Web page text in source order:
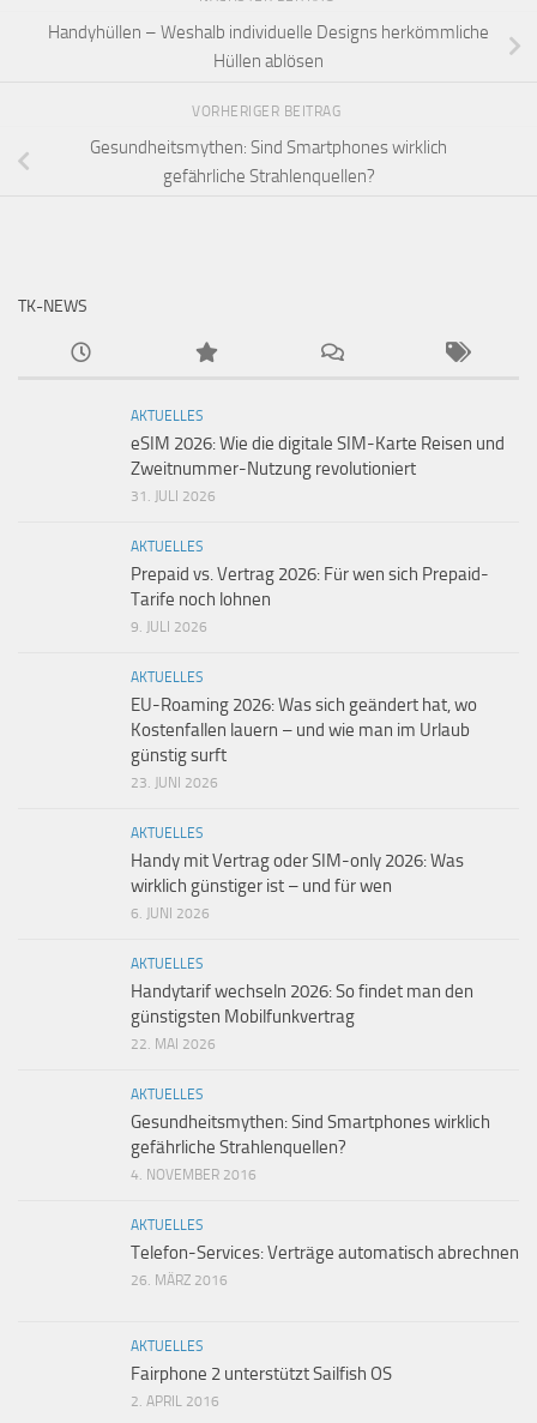
Handyhüllen – Weshalb individuelle Designs herkömmliche
Hüllen ablösen
VORHERIGER BEITRAG
Gesundheitsmythen: Sind Smartphones wirklich
gefährliche Strahlenquellen?
TK-NEWS
AKTUELLES
eSIM 2026: Wie die digitale SIM-Karte Reisen und
Zweitnummer-Nutzung revolutioniert
31. JULI 2026
AKTUELLES
Prepaid vs. Vertrag 2026: Für wen sich Prepaid-
Tarife noch lohnen
9. JULI 2026
AKTUELLES
EU-Roaming 2026: Was sich geändert hat, wo
Kostenfallen lauern – und wie man im Urlaub
günstig surft
23. JUNI 2026
AKTUELLES
Handy mit Vertrag oder SIM-only 2026: Was
wirklich günstiger ist – und für wen
6. JUNI 2026
AKTUELLES
Handytarif wechseln 2026: So findet man den
günstigsten Mobilfunkvertrag
22. MAI 2026
AKTUELLES
Gesundheitsmythen: Sind Smartphones wirklich
gefährliche Strahlenquellen?
4. NOVEMBER 2016
AKTUELLES
Telefon-Services: Verträge automatisch abrechnen
26. MÄRZ 2016
AKTUELLES
Fairphone 2 unterstützt Sailfish OS
2. APRIL 2016